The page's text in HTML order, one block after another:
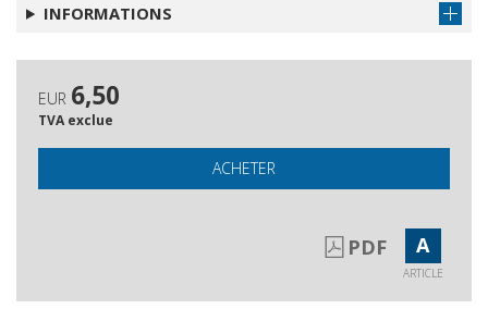
INFORMATIONS
EUR 6,50
TVA exclue
ACHETER
PDF A
ARTICLE